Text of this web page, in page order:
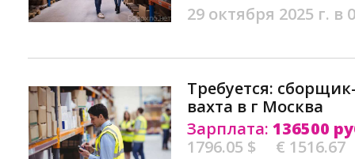
29 октября 2025 г. в
Требуется:
вахта в г Москва
Зарплата: 136500
1796.05 $
€ 1516.67